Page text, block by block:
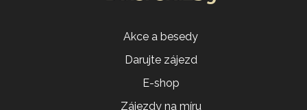
Akce a besedy
Darujte zájezd
E-shop
Zájezdy na míru